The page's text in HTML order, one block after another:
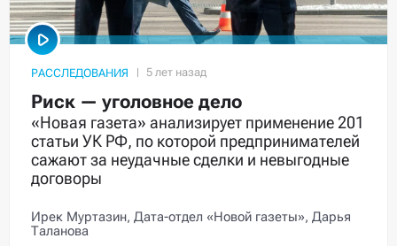
РАССЛЕДОВАНИЯ
Риск — уголовное дело
«Новая газета» анализирует применение 201
статьи УК РФ, по которой предпринимателей
сажают за неудачные сделки и невыгодные
договоры
Ирек Муртазин, Дата-отдел «Новой газеты», Дарья
Таланова